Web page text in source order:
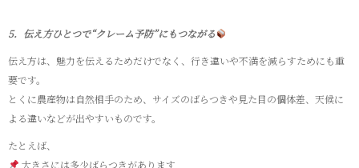
5．伝え方ひとつで“クレーム予防”にもつながる
伝え方は、魅力を伝えるためだけでなく、行き違いや不満を減らすためにも重
要です。
とくに農産物は自然相手のため、サイズのばらつきや見た目の個体差、天候に
よる違いなどが出やすいものです。
たとえば、
大きさには多少ばらつきがあります